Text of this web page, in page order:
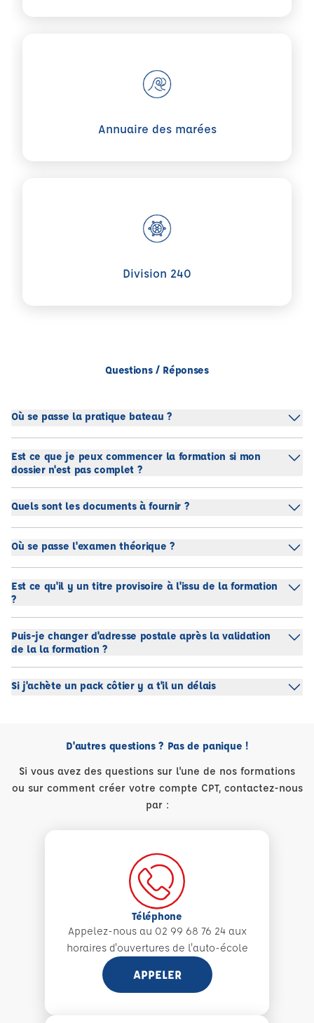
Annuaire des marées
Division 240
Questions / Réponses
Où se passe la pratique bateau ?
Est ce que je peux commencer la formation si mon
dossier n'est pas complet ?
Quels sont les documents à fournir ?
Où se passe l'examen théorique ?
Est ce qu'il y un titre provisoire à l'issu de la formation
?
Puis-je changer d'adresse postale après la validation
de la la formation ?
Si j'achète un pack côtier y a t'il un délais
D'autres questions ? Pas de panique !
Si vous avez des questions sur l'une de nos formations
ou sur comment créer votre compte CPT, contactez-nous
par :
Téléphone
Appelez-nous au 02 99 68 76 24 aux
horaires d'ouvertures de l'auto-école
APPELER